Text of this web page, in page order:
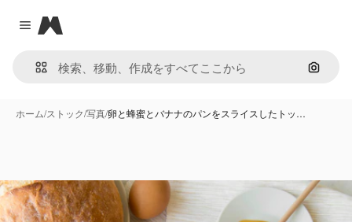
Close menu
Magnific
画像で
ホーム/ストック/写真/卵と蜂蜜とバナナのパンをスライスしたトッ…